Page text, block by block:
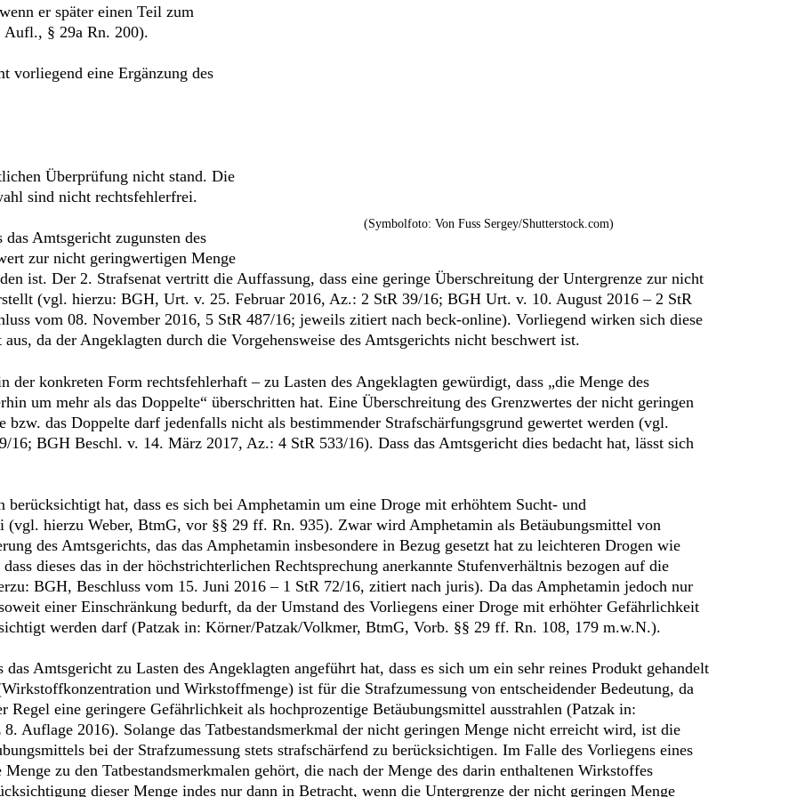
(Symbolfoto: Von Fuss Sergey/Shutterstock.com)
er später einen Teil zum
Aufl., § 29a Rn. 200).
vorliegend eine Ergänzung des
Überprüfung nicht stand. Die
sind nicht rechtsfehlerfrei.
Amtsgericht zugunsten des
zur nicht geringwertigen Menge
ist. Der 2. Strafsenat vertritt die Auffassung, dass eine geringe Überschreitung der Untergrenze zur nicht
(vgl. hierzu: BGH, Urt. v. 25. Februar 2016, Az.: 2 StR 39/16; BGH Urt. v. 10. August 2016 – 2 StR
vom 08. November 2016, 5 StR 487/16; jeweils zitiert nach beck-online). Vorliegend wirken sich diese
da der Angeklagten durch die Vorgehensweise des Amtsgerichts nicht beschwert ist.
der konkreten Form rechtsfehlerhaft – zu Lasten des Angeklagten gewürdigt, dass „die Menge des
um mehr als das Doppelte“ überschritten hat. Eine Überschreitung des Grenzwertes der nicht geringen
das Doppelte darf jedenfalls nicht als bestimmender Strafschärfungsgrund gewertet werden (vgl.
BGH Beschl. v. 14. März 2017, Az.: 4 StR 533/16). Dass das Amtsgericht dies bedacht hat, lässt sich
berücksichtigt hat, dass es sich bei Amphetamin um eine Droge mit erhöhtem Sucht- und
(vgl. hierzu Weber, BtmG, vor §§ 29 ff. Rn. 935). Zwar wird Amphetamin als Betäubungsmittel von
des Amtsgerichts, das das Amphetamin insbesondere in Bezug gesetzt hat zu leichteren Drogen wie
dieses das in der höchstrichterlichen Rechtsprechung anerkannte Stufenverhältnis bezogen auf die
BGH, Beschluss vom 15. Juni 2016 – 1 StR 72/16, zitiert nach juris). Da das Amphetamin jedoch nur
einer Einschränkung bedurft, da der Umstand des Vorliegens einer Droge mit erhöhter Gefährlichkeit
werden darf (Patzak in: Körner/Patzak/Volkmer, BtmG, Vorb. §§ 29 ff. Rn. 108, 179 m.w.N.).
Amtsgericht zu Lasten des Angeklagten angeführt hat, dass es sich um ein sehr reines Produkt gehandelt
und Wirkstoffmenge) ist für die Strafzumessung von entscheidender Bedeutung, da
Regel eine geringere Gefährlichkeit als hochprozentige Betäubungsmittel ausstrahlen (Patzak in:
Auflage 2016). Solange das Tatbestandsmerkmal der nicht geringen Menge nicht erreicht wird, ist die
bei der Strafzumessung stets strafschärfend zu berücksichtigen. Im Falle des Vorliegens eines
zu den Tatbestandsmerkmalen gehört, die nach der Menge des darin enthaltenen Wirkstoffes
dieser Menge indes nur dann in Betracht, wenn die Untergrenze der nicht geringen Menge